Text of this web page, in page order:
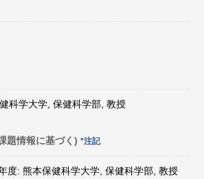
科学大学, 保健科学部, 教授
題情報に基づく) *注記
度: 熊本保健科学大学, 保健科学部, 教授